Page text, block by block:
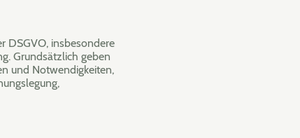
DSGVO, insbesondere
Grundsätzlich geben
und Notwendigkeiten,